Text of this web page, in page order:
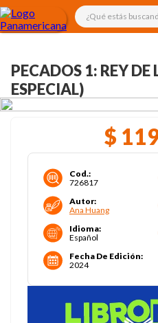
¿Qué estás
PECADOS 1: REY
ESPECIAL)
$
Cod.:
726817
Autor:
Ana Huang
Idioma:
Español
Fecha De Edición:
2024